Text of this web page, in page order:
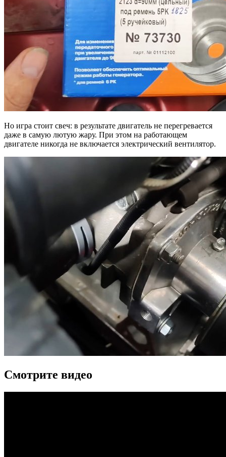
Но игра стоит свеч: в результате двигатель не перегревается
даже в самую лютую жару. При этом на работающем
двигателе никогда не включается электрический вентилятор.
Смотрите видео